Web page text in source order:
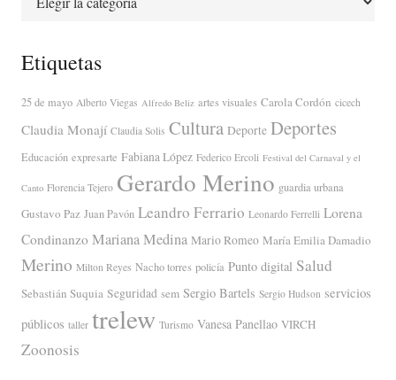
Etiquetas
25 de mayo Alberto Viegas Alfredo Beliz artes visuales Carola Cordón cicech
Claudia Monají Claudia Solis Cultura Deporte Deportes
Educación expresarte Fabiana López Federico Ercoli Festival del Carnaval y el
Canto Florencia Tejero Gerardo Merino guardia urbana
Gustavo Paz Juan Pavón Leandro Ferrario Leonardo Ferrelli Lorena
Condinanzo Mariana Medina Mario Romeo María Emilia Damadio
Merino Milton Reyes Nacho torres policía Punto digital Salud
Sebastián Suquia Seguridad sem Sergio Bartels Sergio Hudson servicios
públicos taller trelew Turismo Vanesa Panellao VIRCH
Zoonosis